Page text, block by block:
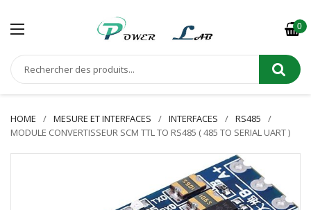
0
HOME MESURE ET INTERFACES INTERFACES
RS485
MODULE CONVERTISSEUR SCM TTL TO RS485 ( 485 TO SERIAL UART )